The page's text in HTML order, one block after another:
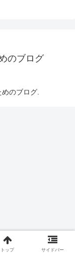
のブログ
のブログ.
トップ サイドバー